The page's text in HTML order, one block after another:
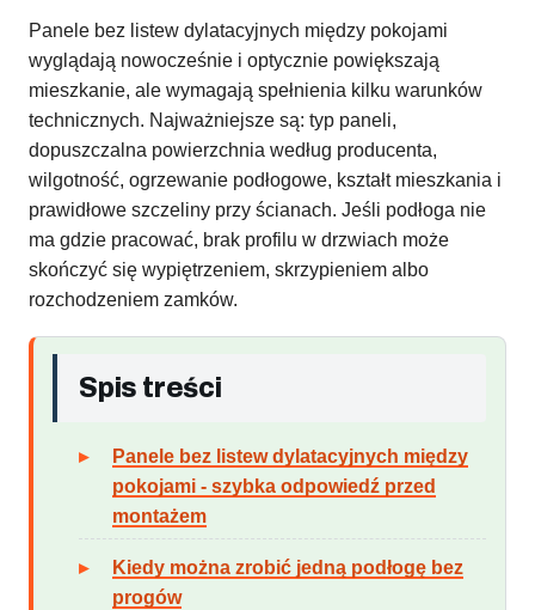
Panele bez listew dylatacyjnych między pokojami
wyglądają nowocześnie i optycznie powiększają
mieszkanie, ale wymagają spełnienia kilku warunków
technicznych. Najważniejsze są: typ paneli,
dopuszczalna powierzchnia według producenta,
wilgotność, ogrzewanie podłogowe, kształt mieszkania i
prawidłowe szczeliny przy ścianach. Jeśli podłoga nie
ma gdzie pracować, brak profilu w drzwiach może
skończyć się wypiętrzeniem, skrzypieniem albo
rozchodzeniem zamków.
Spis treści
Panele bez listew dylatacyjnych między
pokojami - szybka odpowiedź przed
montażem
Kiedy można zrobić jedną podłogę bez
progów